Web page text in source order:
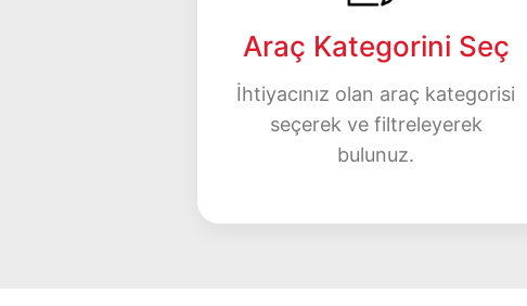
Araç Kategorini Seç
İhtiyacınız olan araç kategorisi
seçerek ve filtreleyerek
bulunuz.